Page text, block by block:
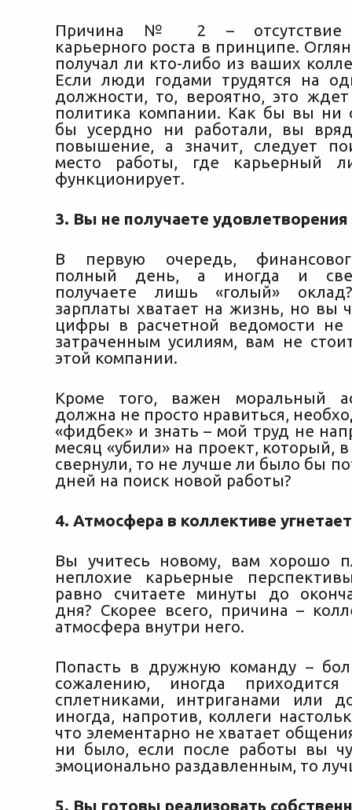
Причина № 2 – отсутствие
карьерного роста в принципе.
получал ли кто-либо из ваших
Если люди годами трудятся на
должности, то, вероятно, это
политика компании. Как бы вы ни
бы усердно ни работали, вы
повышение, а значит, следует
место работы, где карьерный
функционирует.
3. Вы не получаете
В первую очередь,
полный день, а иногда и
получаете лишь «голый»
зарплаты хватает на жизнь, но вы
цифры в расчетной ведомости не
затраченным усилиям, вам не
этой компании.
Кроме того, важен моральный
должна не просто нравиться,
«фидбек» и знать – мой труд не
месяц «убили» на проект, который,
свернули, то не лучше ли было бы
дней на поиск новой работы?
4. Атмосфера в коллективе
Вы учитесь новому, вам хорошо
неплохие карьерные
равно считаете минуты до
дня? Скорее всего, причина –
атмосфера внутри него.
Попасть в дружную команду –
сожалению, иногда
сплетниками, интриганами или
иногда, напротив, коллеги
что элементарно не хватает
ни было, если после работы вы
эмоционально раздавленным, то
5. Вы готовы реализовать